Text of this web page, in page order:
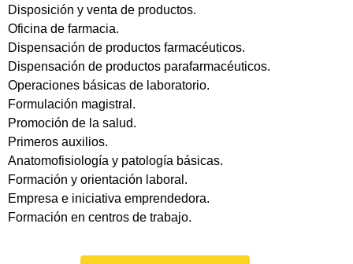
Disposición y venta de productos.
Oficina de farmacia.
Dispensación de productos farmacéuticos.
Dispensación de productos parafarmacéuticos.
Operaciones básicas de laboratorio.
Formulación magistral.
Promoción de la salud.
Primeros auxilios.
Anatomofisiología y patología básicas.
Formación y orientación laboral.
Empresa e iniciativa emprendedora.
Formación en centros de trabajo.